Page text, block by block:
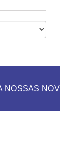
NOSSAS